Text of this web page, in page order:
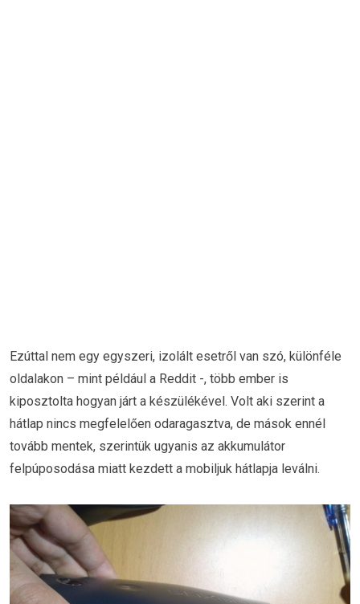
Ezúttal nem egy egyszeri, izolált esetről van szó, különféle
oldalakon – mint például a Reddit -, több ember is
kiposztolta hogyan járt a készülékével. Volt aki szerint a
hátlap nincs megfelelően odaragasztva, de mások ennél
tovább mentek, szerintük ugyanis az akkumulátor
felpúposodása miatt kezdett a mobiljuk hátlapja leválni.